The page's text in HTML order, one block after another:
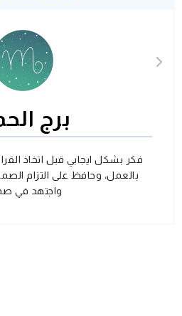
برج
فكر بشكل ايجابي قبل اتخاذ
بالعمل، وحافظ على التزام
واجتهد في